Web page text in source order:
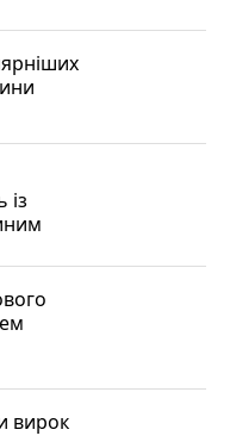
вирок